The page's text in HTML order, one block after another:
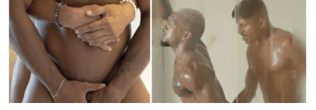
Dans la salle de bain, Vitor Guedes fait sauvagement
l’amour à Gonzales !
- Photos :
Raw in Rio / NakedSword X Rhyheim